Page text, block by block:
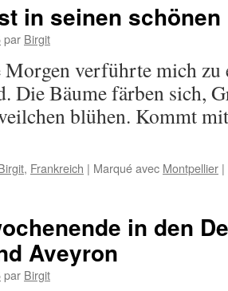
zu
Besuch
Südfrankreich
in seinen schönen
par Birgit
Morgen verführte mich
Die Bäume färben sich,
blühen. Kommt
, Frankreich | Marqué avec Montpellier |
in den
Aveyron
par Birgit